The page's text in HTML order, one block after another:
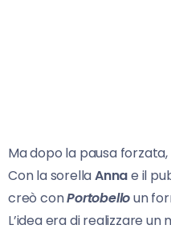
Ma dopo la pausa
Con la sorellaAnnae il
creò conPortobelloun
L’idea era di realizzare